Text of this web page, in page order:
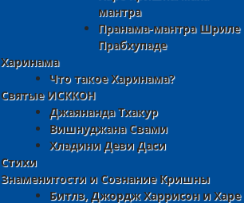
мантра
Пранама-мантра Шриле
Прабхупаде
Харинама
Что такое Харинама?
Святые ИСККОН
Джаянанда Тхакур
Вишнуджана Свами
Хладини Деви Даси
Стихи
Знаменитости и Сознание Кришны
Битлз, Джордж Харрисон и Харе